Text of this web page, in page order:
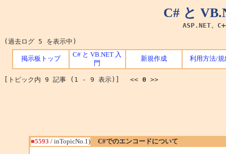
C# と
ASP.NET、
(過去ログ 5 を表示中)
掲示板トップ
C# と VB.NET 入
門
新規作成 利用方法/規
[トピック内 9 記事 (1 - 9 表示)] << 0 >>
■5593 / inTopicNo.1) C#でのエンコードについて